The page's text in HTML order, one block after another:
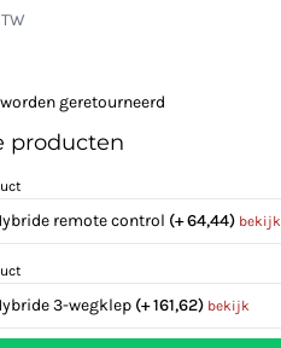
geretourneerd
producten
remote control (+ 64,44) bekijk
3-wegklep (+ 161,62) bekijk